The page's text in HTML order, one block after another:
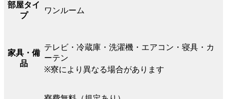
部屋タイ
プ
ワンルーム
家具・備
品
テレビ・冷蔵庫・洗濯機・エアコン・寝具・カ
ーテン
※寮により異なる場合があります